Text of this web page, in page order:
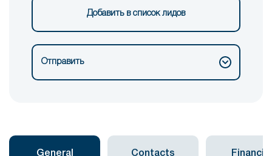
Добавить в список лидов
Отправить
General Contacts Financial